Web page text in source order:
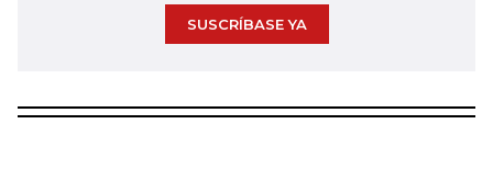
SUSCRÍBASE YA